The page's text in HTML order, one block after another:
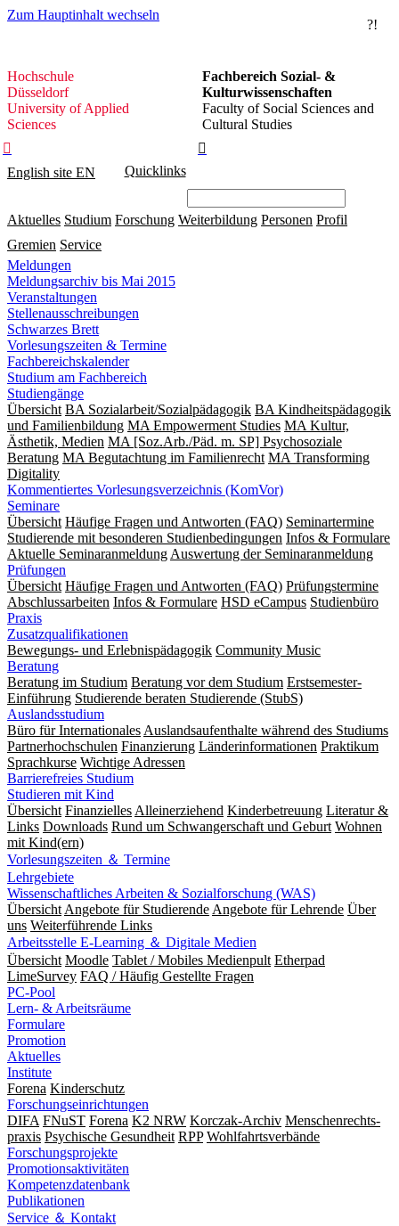
Zum Hauptinhalt wechseln
?!
Hochschule
Düsseldorf
Hochschule
Düsseldorf
University of Applied
Sciences
Fachbereich Sozial- &
Kulturwissenschaften
Faculty of Social Sciences and
Cultural Studies


English site EN Quicklinks
Aktuelles Studium Forschung Weiterbildung Personen Profil
Gremien Service
Meldungen
Meldungsarchiv bis Mai 2015
Veranstaltungen
Stellenausschreibungen
Schwarzes Brett
Vorlesungszeiten & Termine
Fachbereichskalender
Studium am Fachbereich
Studiengänge
Übersicht BA Sozialarbeit/Sozialpädagogik BA Kindheitspädagogik
und Familienbildung MA Empowerment Studies MA Kultur,
Ästhetik, Medien MA [Soz.Arb./Päd. m. SP] Psychosoziale
Beratung MA Begut­ach­tung im Fami­lien­recht MA Transforming
Digitality
Kommentiertes Vorlesungsverzeichnis (KomVor)
Seminare
Übersicht Häufige Fragen und Antworten (FAQ) Seminartermine
Studierende mit besonderen Studienbedingungen Infos & Formulare
Aktuelle Seminaranmeldung Auswertung der Seminaranmeldung
Prüfungen
Übersicht Häufige Fragen und Antworten (FAQ) Prüfungstermine
Abschlussarbeiten Infos & Formulare HSD eCampus Studienbüro
Praxis
Zusatzqualifikationen
Bewegungs- und Erlebnispädagogik Community Music
Beratung
Beratung im Studium Beratung vor dem Studium Erstsemester-
Einführung Studierende beraten Studierende (StubS)
Auslandsstudium
Büro für Internationales Auslandsaufenthalte während des Studiums
Partnerhochschulen Finanzierung Länderinformationen Praktikum
Sprachkurse Wichtige Adressen
Barrierefreies Studium
Studieren mit Kind
Übersicht Finanzielles Alleinerziehend Kinderbetreuung Literatur &
Links Downloads Rund um Schwangerschaft und Geburt Wohnen
mit Kind(ern)
Vorlesungszeiten ＆ Termine
Lehrgebiete
Wissenschaftliches Arbeiten & Sozialforschung (WAS)
Übersicht Angebote für Studierende Angebote für Lehrende Über
uns Weiterführende Links
Arbeitsstelle E-Learning ＆ Digitale Medien
Übersicht Moodle Tablet / Mobiles Medienpult Etherpad
LimeSurvey FAQ / Häufig Gestellte Fragen
PC-Pool
Lern- & Arbeitsräume
Formulare
Promotion
Aktuelles
Institute
Forena Kinderschutz
Forschungseinrichtungen
DIFA FNuST Forena K2 NRW Korczak-Archiv Men­schen­rechts­
praxis Psy­chische Gesund­heit RPP Wohlfahrts­verbände
Forschungsprojekte
Promotionsaktivitäten
Kompetenzdatenbank
Publikationen
Service ＆ Kontakt